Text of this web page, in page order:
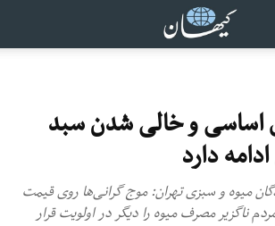
اساسی و خالی شدن سبد
دارد
میوه و سبزی تهران: موج گرانی‌ها روی قیمت
ناگزیر مصرف میوه را دیگر در اولویت قرار